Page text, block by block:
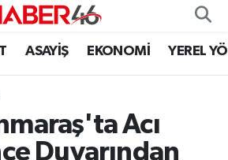
ASAYİŞ EKONOMİ YEREL
Acı
Duvarından
Namaz Vakitleri